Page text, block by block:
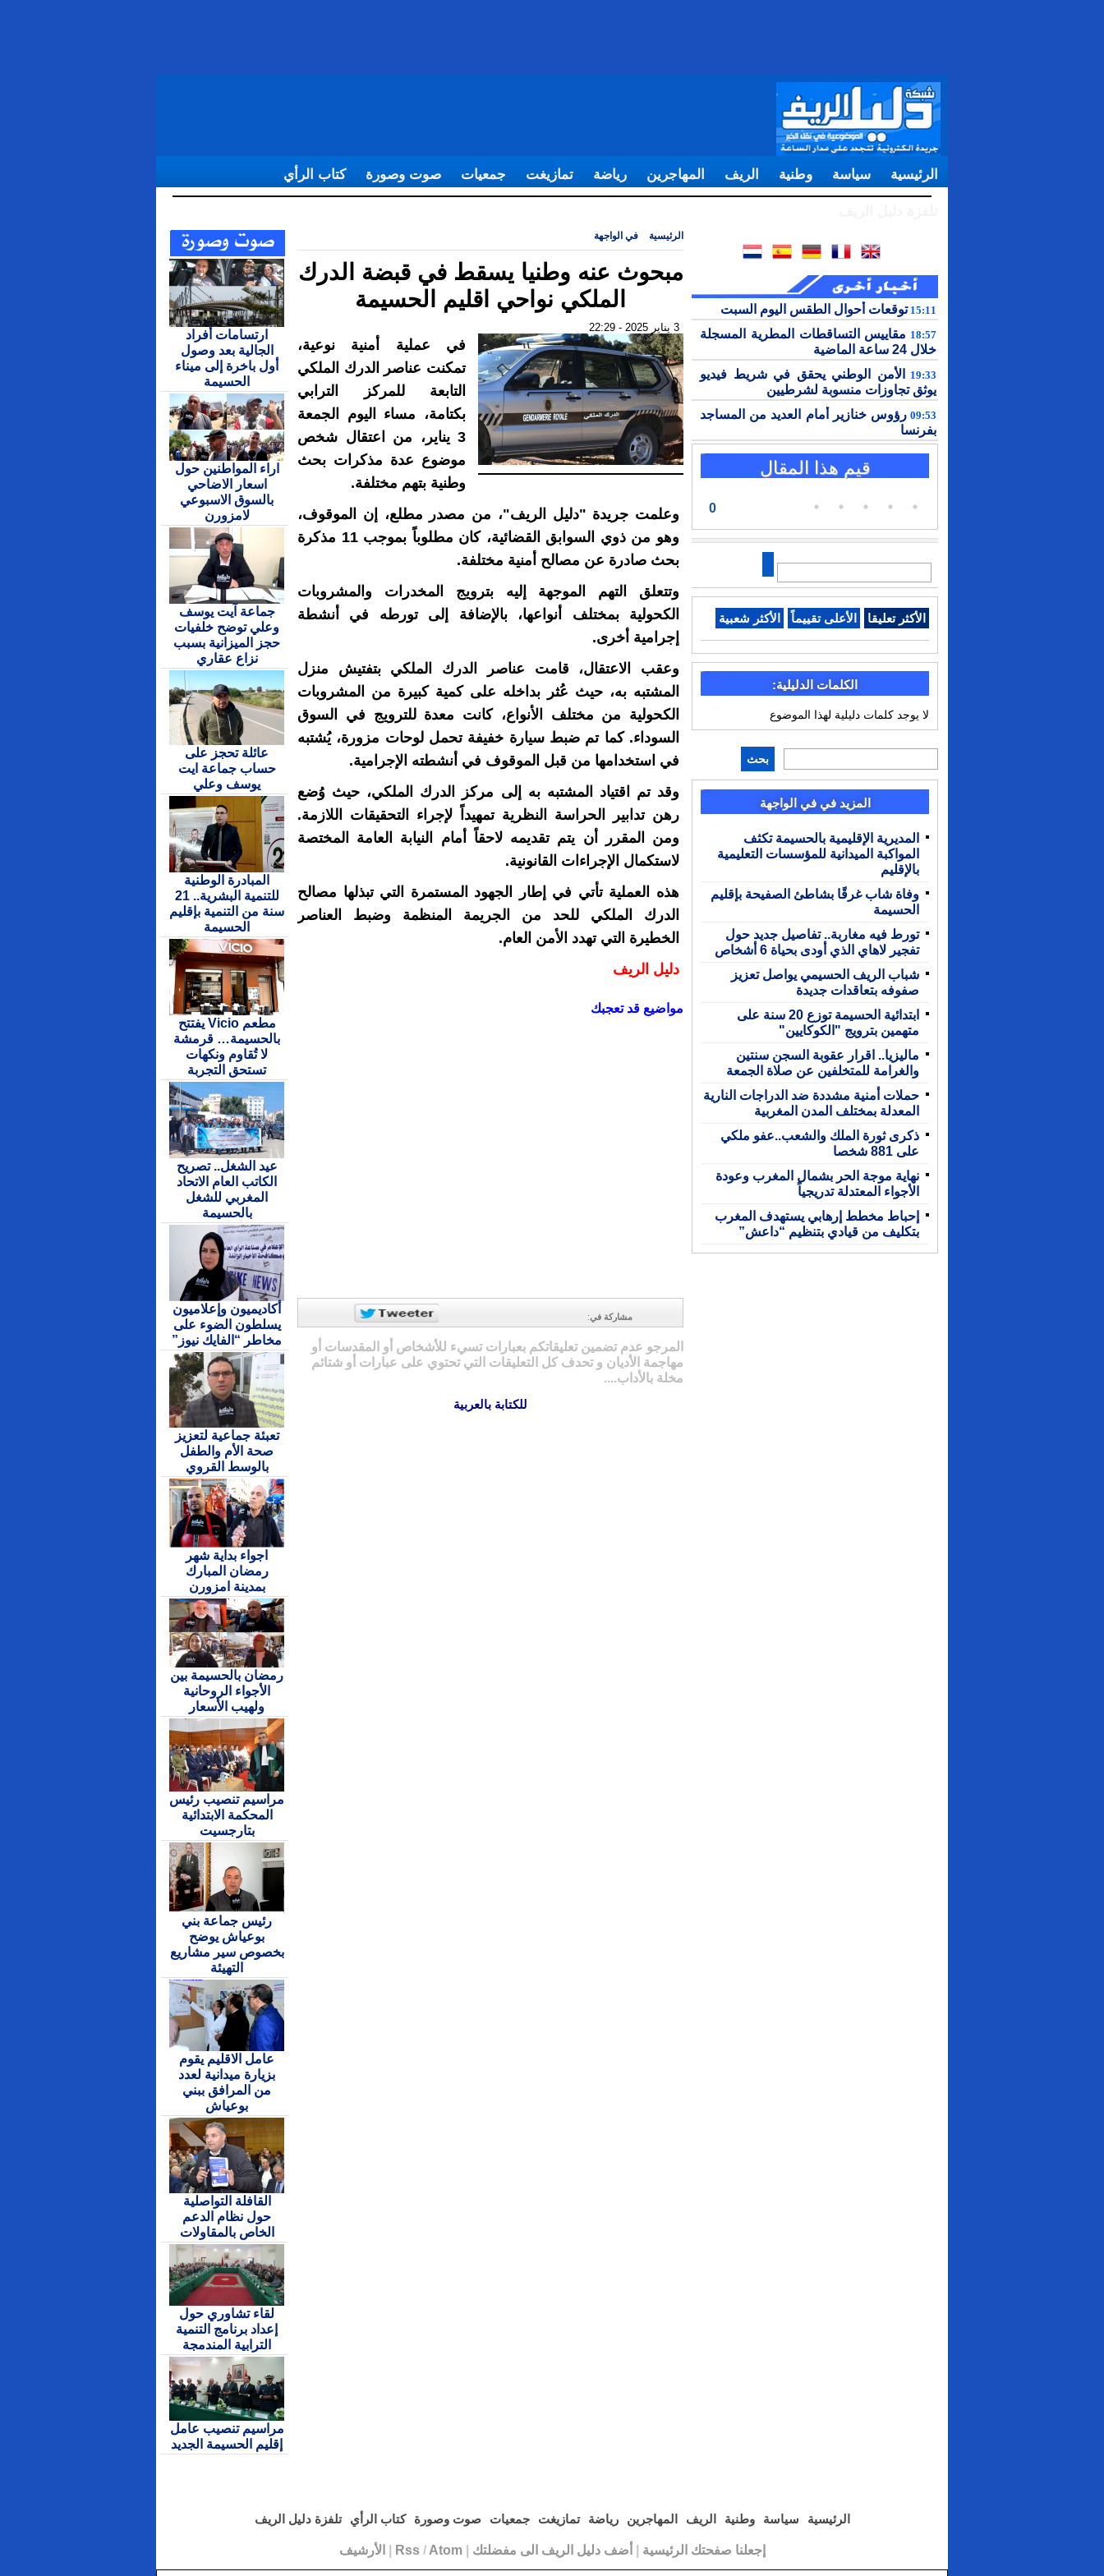
الرئيسية سياسة وطنية الريف المهاجرين رياضة تمازيغت جمعيات صوت وصورة كتاب الرأي
15:11 توقعات أحوال الطقس اليوم السبت
18:57 مقاييس التساقطات المطرية المسجلة
خلال 24 ساعة الماضية
19:33 الأمن الوطني يحقق في شريط فيديو
يوثق تجاوزات منسوبة لشرطيين
09:53 رؤوس خنازير أمام العديد من المساجد
بفرنسا
قيم هذا المقال
0
الأكثر تعليقا الأعلى تقييماً الأكثر شعبية
الكلمات الدليلية:
لا يوجد كلمات دليلية لهذا الموضوع
بحث
المزيد في في الواجهة
المديرية الإقليمية بالحسيمة تكثف
المواكبة الميدانية للمؤسسات التعليمية
بالإقليم
وفاة شاب غرقًا بشاطئ الصفيحة بإقليم
الحسيمة
تورط فيه مغاربة.. تفاصيل جديد حول
تفجير لاهاي الذي أودى بحياة 6 أشخاص
شباب الريف الحسيمي يواصل تعزيز
صفوفه بتعاقدات جديدة
ابتدائية الحسيمة توزع 20 سنة على
متهمين بترويج "الكوكايين"
ماليزيا.. اقرار عقوبة السجن سنتين
والغرامة للمتخلفين عن صلاة الجمعة
حملات أمنية مشددة ضد الدراجات النارية
المعدلة بمختلف المدن المغربية
ذكرى ثورة الملك والشعب..عفو ملكي
على 881 شخصا
نهاية موجة الحر بشمال المغرب وعودة
الأجواء المعتدلة تدريجياً
إحباط مخطط إرهابي يستهدف المغرب
بتكليف من قيادي بتنظيم “داعش”
الرئيسية في الواجهة
مبحوث عنه وطنيا يسقط في قبضة الدرك
الملكي نواحي اقليم الحسيمة
3 يناير 2025 - 22:29
في عملية أمنية نوعية،
تمكنت عناصر الدرك الملكي
التابعة للمركز الترابي
بكتامة، مساء اليوم الجمعة
3 يناير، من اعتقال شخص
موضوع عدة مذكرات بحث
وطنية بتهم مختلفة.
وعلمت جريدة "دليل الريف"، من مصدر مطلع، إن الموقوف،
وهو من ذوي السوابق القضائية، كان مطلوباً بموجب 11 مذكرة
بحث صادرة عن مصالح أمنية مختلفة.
وتتعلق التهم الموجهة إليه بترويج المخدرات والمشروبات
الكحولية بمختلف أنواعها، بالإضافة إلى تورطه في أنشطة
إجرامية أخرى.
وعقب الاعتقال، قامت عناصر الدرك الملكي بتفتيش منزل
المشتبه به، حيث عُثر بداخله على كمية كبيرة من المشروبات
الكحولية من مختلف الأنواع، كانت معدة للترويج في السوق
السوداء. كما تم ضبط سيارة خفيفة تحمل لوحات مزورة، يُشتبه
في استخدامها من قبل الموقوف في أنشطته الإجرامية.
وقد تم اقتياد المشتبه به إلى مركز الدرك الملكي، حيث وُضع
رهن تدابير الحراسة النظرية تمهيداً لإجراء التحقيقات اللازمة.
ومن المقرر أن يتم تقديمه لاحقاً أمام النيابة العامة المختصة
لاستكمال الإجراءات القانونية.
هذه العملية تأتي في إطار الجهود المستمرة التي تبذلها مصالح
الدرك الملكي للحد من الجريمة المنظمة وضبط العناصر
الخطيرة التي تهدد الأمن العام.
دليل الريف
مواضيع قد تعجبك
مشاركة في:
المرجو عدم تضمين تعليقاتكم بعبارات تسيء للأشخاص أو المقدسات أو
مهاجمة الأديان و تحدف كل التعليقات التي تحتوي على عبارات أو شتائم
مخلة بالأداب....
للكتابة بالعربية
ارتسامات أفراد
الجالية بعد وصول
أول باخرة إلى ميناء
الحسيمة
اراء المواطنين حول
اسعار الاضاحي
بالسوق الاسبوعي
لامزورن
جماعة آيت يوسف
وعلي توضح خلفيات
حجز الميزانية بسبب
نزاع عقاري
عائلة تحجز على
حساب جماعة ايت
يوسف وعلي
المبادرة الوطنية
للتنمية البشرية.. 21
سنة من التنمية بإقليم
الحسيمة
مطعم Vicio يفتتح
بالحسيمة… قرمشة
لا تُقاوم ونكهات
تستحق التجربة
عيد الشغل.. تصريح
الكاتب العام الاتحاد
المغربي للشغل
بالحسيمة
أكاديميون وإعلاميون
يسلطون الضوء على
مخاطر “الفايك نيوز”
تعبئة جماعية لتعزيز
صحة الأم والطفل
بالوسط القروي
اجواء بداية شهر
رمضان المبارك
بمدينة امزورن
رمضان بالحسيمة بين
الأجواء الروحانية
ولهيب الأسعار
مراسيم تنصيب رئيس
المحكمة الابتدائية
بتارجسيت
رئيس جماعة بني
بوعياش يوضح
بخصوص سير مشاريع
التهيئة
عامل الاقليم يقوم
بزيارة ميدانية لعدد
من المرافق ببني
بوعياش
القافلة التواصلية
حول نظام الدعم
الخاص بالمقاولات
لقاء تشاوري حول
إعداد برنامج التنمية
الترابية المندمجة
مراسيم تنصيب عامل
إقليم الحسيمة الجديد
الرئيسية سياسة وطنية الريف المهاجرين رياضة تمازيغت جمعيات صوت وصورة كتاب الرأي تلفزة دليل الريف
إجعلنا صفحتك الرئيسية أضف دليل الريف الى مفضلتك |
Rss / Atom الأرشيف